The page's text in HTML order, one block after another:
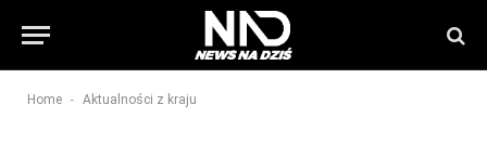
Home - Aktualności z kraju